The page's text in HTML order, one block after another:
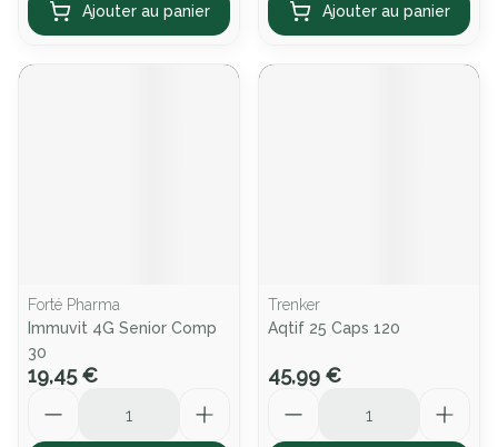
Ajouter au panier Ajouter au panier
Forté Pharma
Immuvit 4G Senior Comp
30
19,45 €
Trenker
Aqtif 25 Caps 120
45,99 €